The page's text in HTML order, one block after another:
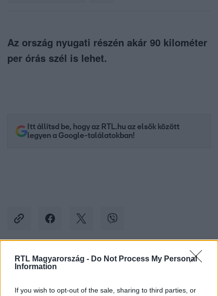
RTL Magyarország - Do Not Process My Personal
Information
If you wish to opt-out of the sale, sharing to third parties, or
Az ország nyugati részén akár 90 kilométer
per órás szél is lehet.
Itt állítsd be, hogy az RTL.hu az elsők között
legyen a Google-találatokban!
Kövess minket, és értesülj a friss hírekről a